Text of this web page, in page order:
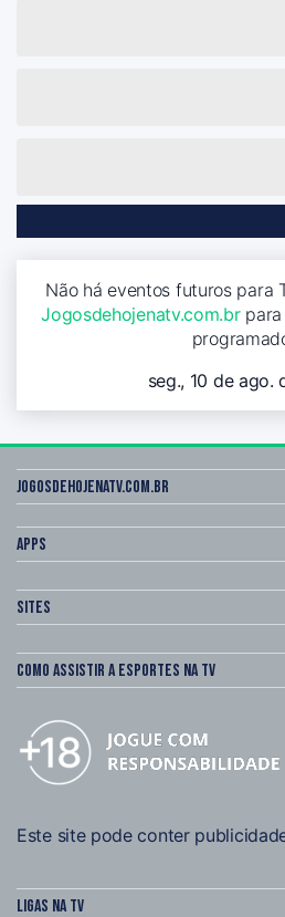
Não há eventos futuros para
Jogosdehojenatv.com.brpara
seg., 10 de ago.
Jogosdehojenatv.com.br
Apps
Sites
Como assistir a esportes na TV
Este site pode conter
Ligas na TV